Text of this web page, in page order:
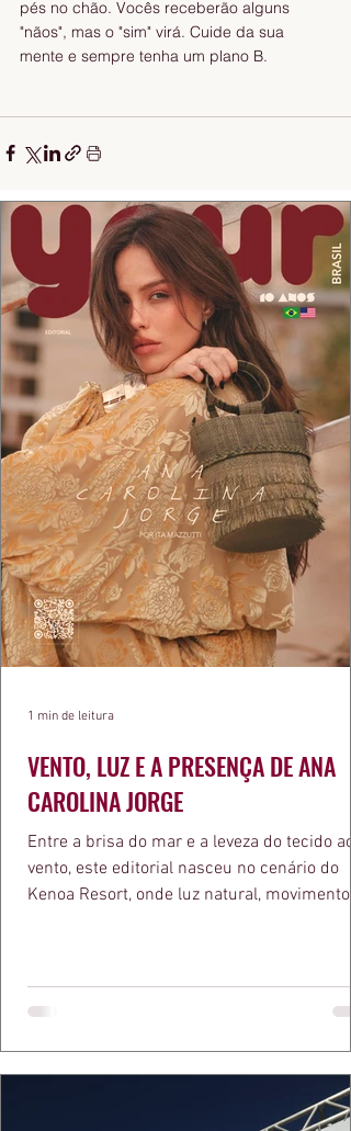
pés no chão. Vocês receberão alguns
"nãos", mas o "sim" virá. Cuide da sua
mente e sempre tenha um plano B.
VENTO, LUZ E A PRESENÇA DE ANA
CAROLINA JORGE
Entre a brisa do mar e a leveza do tecido ao
vento, este editorial nasceu no cenário do
Kenoa Resort, onde luz natural, movimento e
bolsa da Malu Pires, em uma composição
algo de intemporal em vestir o vento e
que ele conduza a cena. Cada dobra do
cada reflexo dourado da luz sobre a pe
1 min de leitura